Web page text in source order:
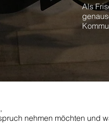
Als
nehmen möchten und